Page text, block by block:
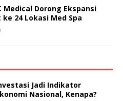
Medical Dorong Ekspansi
24 Lokasi Med Spa
Jadi Indikator
Nasional, Kenapa?